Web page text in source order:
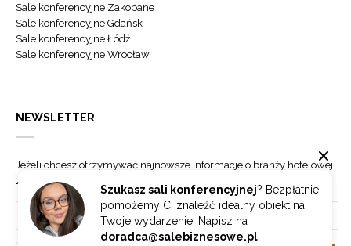
Szukasz sali konferencyjnej? Bezpłatnie
pomożemy Ci znaleźć idealny obiekt na
Twoje wydarzenie! Napisz na
doradca@salebiznesowe.pl
Sale konferencyjne Zakopane
Sale konferencyjne Gdańsk
Sale konferencyjne Łódź
Sale konferencyjne Wrocław
NEWSLETTER
Jeżeli chcesz otrzymywać najnowsze informacje o branży hotelowej
zapisz się do naszego newslettera.